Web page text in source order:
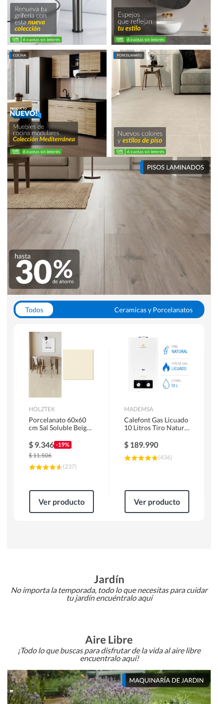
Todos
Ceramicas y Porcelanatos
WC y Sanitarios
Pisos Flotantes y Laminados
Pinturas
Duchas y Mamparas
HOLZTEK
Porcelanato 60x60
cm Sal Soluble Beige
$ 9.346 -19%
$11.506
(237)
Ver producto
MADEMSA
Calefont Gas Licuado
10 Litros Tiro Natural
$ 189.990
(436)
Ver producto
Jardín
No importa la temporada, todo lo que necesitas para cuidar
tu jardín encuéntralo aquí
Aire Libre
¡Todo lo que buscas para disfrutar de la vida al aire libre
encuentralo aquí!